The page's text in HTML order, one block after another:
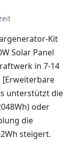
Kit
Solar Panel
in 7-14
[Erweiterbare
unterstützt die
oder
die
steigert.